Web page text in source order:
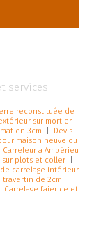
services
reconstituée de
sur mortier
en 3cm
Devis
maison neuve ou
Carreleur a Ambérieu
sur plots et coller|
de carrelage intérieur
travertin de 2cm
Carrelage faience et